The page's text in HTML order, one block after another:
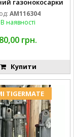
газонокосарки
DEERE AM116304
GY20709
AM116304
В наявності
80,00 грн.
Купити
TIGERMATE